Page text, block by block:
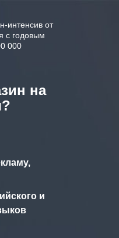
интенсив от
с годовым
000
на
и